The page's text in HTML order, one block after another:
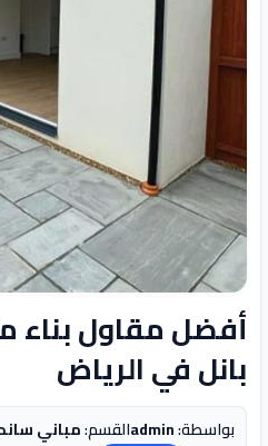
أفضل مقاول
بانل في الرياض
بواسطة:adminالقسم:مباني